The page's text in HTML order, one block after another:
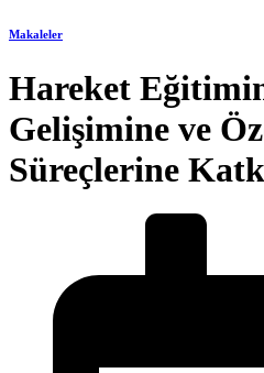
Makaleler
Hareket
Gelişimine ve
Süreçlerine